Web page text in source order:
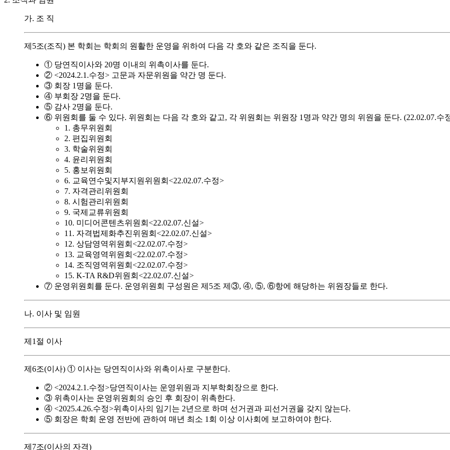
가. 조 직
제5조(조직) 본 학회는 학회의 원활한 운영을 위하여 다음 각 호와 같은 조직을 둔다.
① 당연직이사와 20명 이내의 위촉이사를 둔다.
② <2024.2.1.수정> 고문과 자문위원을 약간 명 둔다.
③ 회장 1명을 둔다.
④ 부회장 2명을 둔다.
⑤ 감사 2명을 둔다.
⑥ 위원회를 둘 수 있다. 위원회는 다음 각 호와 같고, 각 위원회는 위원장 1명과 약간 명의 위원을 둔다. (22.02.07.수
1. 총무위원회
2. 편집위원회
3. 학술위원회
4. 윤리위원회
5. 홍보위원회
6. 교육연수및지부지원위원회<22.02.07.수정>
7. 자격관리위원회
8. 시험관리위원회
9. 국제교류위원회
10. 미디어콘텐츠위원회<22.02.07.신설>
11. 자격법제화추진위원회<22.02.07.신설>
12. 상담영역위원회<22.02.07.수정>
13. 교육영역위원회<22.02.07.수정>
14. 조직영역위원회<22.02.07.수정>
15. K-TA R&D위원회<22.02.07.신설>
⑦ 운영위원회를 둔다. 운영위원회 구성원은 제5조 제③, ④, ⑤, ⑥항에 해당하는 위원장들로 한다.
나. 이사 및 임원
제1절 이사
제6조(이사) ① 이사는 당연직이사와 위촉이사로 구분한다.
② <2024.2.1.수정>당연직이사는 운영위원과 지부학회장으로 한다.
③ 위촉이사는 운영위원회의 승인 후 회장이 위촉한다.
④ <2025.4.26.수정>위촉이사의 임기는 2년으로 하며 선거권과 피선거권을 갖지 않는다.
⑤ 회장은 학회 운영 전반에 관하여 매년 최소 1회 이상 이사회에 보고하여야 한다.
제7조(이사의 자격)